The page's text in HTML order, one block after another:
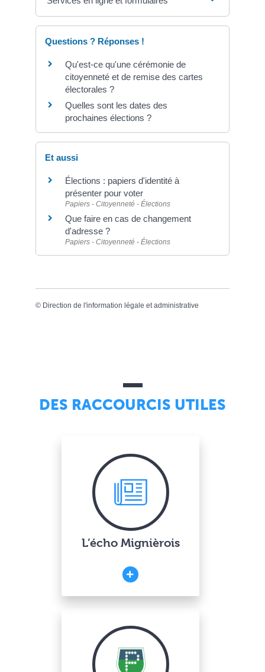
Questions ? Réponses !
Qu'est-ce qu'une cérémonie de
citoyenneté et de remise des cartes
électorales ?
Quelles sont les dates des
prochaines élections ?
Et aussi
Élections : papiers d'identité à
présenter pour voter
Papiers - Citoyenneté - Élections
Que faire en cas de changement
d'adresse ?
Papiers - Citoyenneté - Élections
© Direction de l'information légale et administrative
DES RACCOURCIS UTILES
L’écho Mignièrois